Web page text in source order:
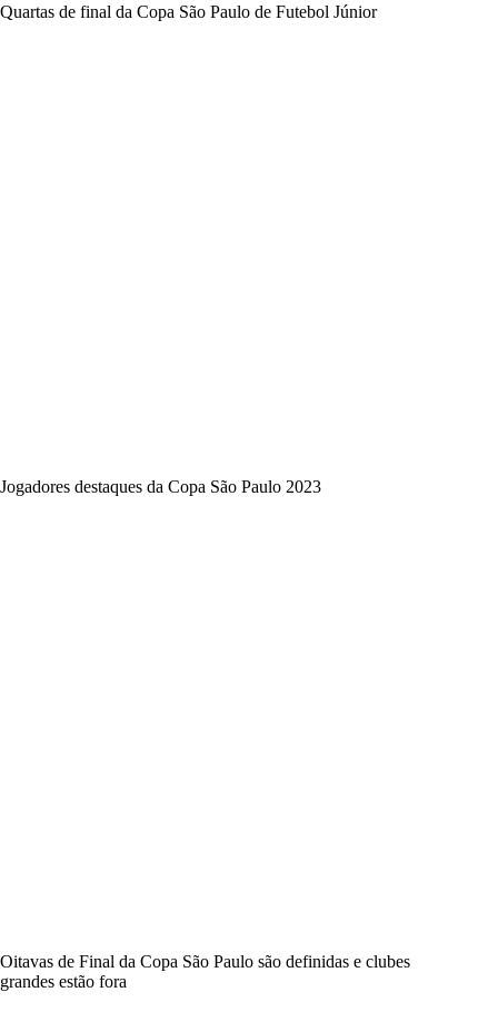
Quartas de final da Copa São Paulo de Futebol Júnior
Jogadores destaques da Copa São Paulo 2023
Oitavas de Final da Copa São Paulo são definidas e clubes
grandes estão fora